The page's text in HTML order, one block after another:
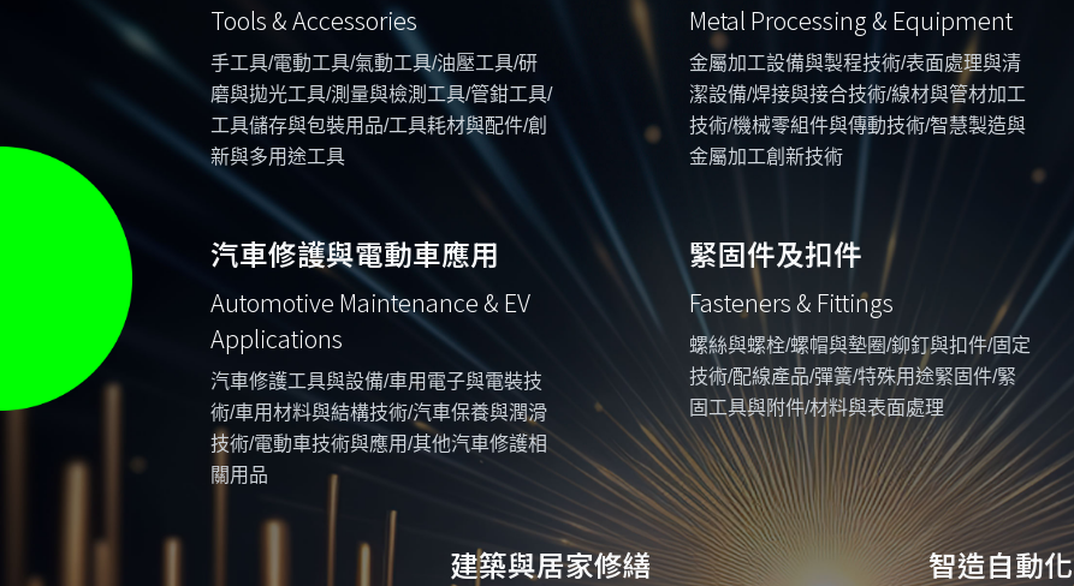
Tools & Accessories
手工具/電動工具/氣動工具/油壓工具/研
磨與拋光工具/測量與檢測工具/管鉗工具/
工具儲存與包裝用品/工具耗材與配件/創
新與多用途工具
Metal Processing & Equipment
金屬加工設備與製程技術/表面處理與清
潔設備/焊接與接合技術/線材與管材加工
技術/機械零組件與傳動技術/智慧製造與
金屬加工創新技術
汽車修護與電動車應用
Automotive Maintenance & EV
Applications
汽車修護工具與設備/車用電子與電裝技
術/車用材料與結構技術/汽車保養與潤滑
技術/電動車技術與應用/其他汽車修護相
關用品
緊固件及扣件
Fasteners & Fittings
螺絲與螺栓/螺帽與墊圈/鉚釘與扣件/固定
技術/配線產品/彈簧/特殊用途緊固件/緊
固工具與附件/材料與表面處理
建築與居家修繕 智造自動化